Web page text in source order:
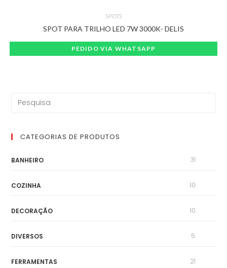
SPOTS
SPOT PARA TRILHO LED 7W 3000K- DELIS
PEDIDO VIA WHATSAPP
CATEGORIAS DE PRODUTOS
BANHEIRO 31
COZINHA 10
DECORAÇÃO 10
DIVERSOS 5
FERRAMENTAS 21